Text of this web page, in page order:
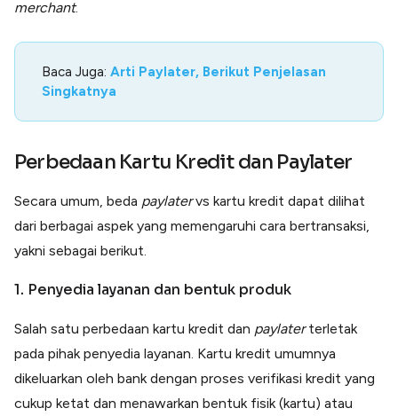
merchant.
Baca Juga: Arti Paylater, Berikut Penjelasan
Singkatnya
Perbedaan Kartu Kredit dan Paylater
Secara umum, beda paylatervs kartu kredit dapat dilihat
dari berbagai aspek yang memengaruhi cara bertransaksi,
yakni sebagai berikut.
1. Penyedia layanan dan bentuk produk
Salah satu perbedaan kartu kredit dan paylaterterletak
pada pihak penyedia layanan. Kartu kredit umumnya
dikeluarkan oleh bank dengan proses verifikasi kredit yang
cukup ketat dan menawarkan bentuk fisik (kartu) atau